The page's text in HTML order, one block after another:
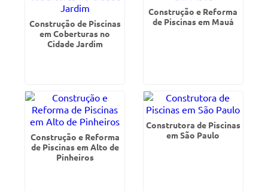
Construção de Piscinas
em Coberturas no
Cidade Jardim
Construção e Reforma
de Piscinas em Mauá
Construção e Reforma
de Piscinas em Alto de
Pinheiros
Construtora de Piscinas
em São Paulo